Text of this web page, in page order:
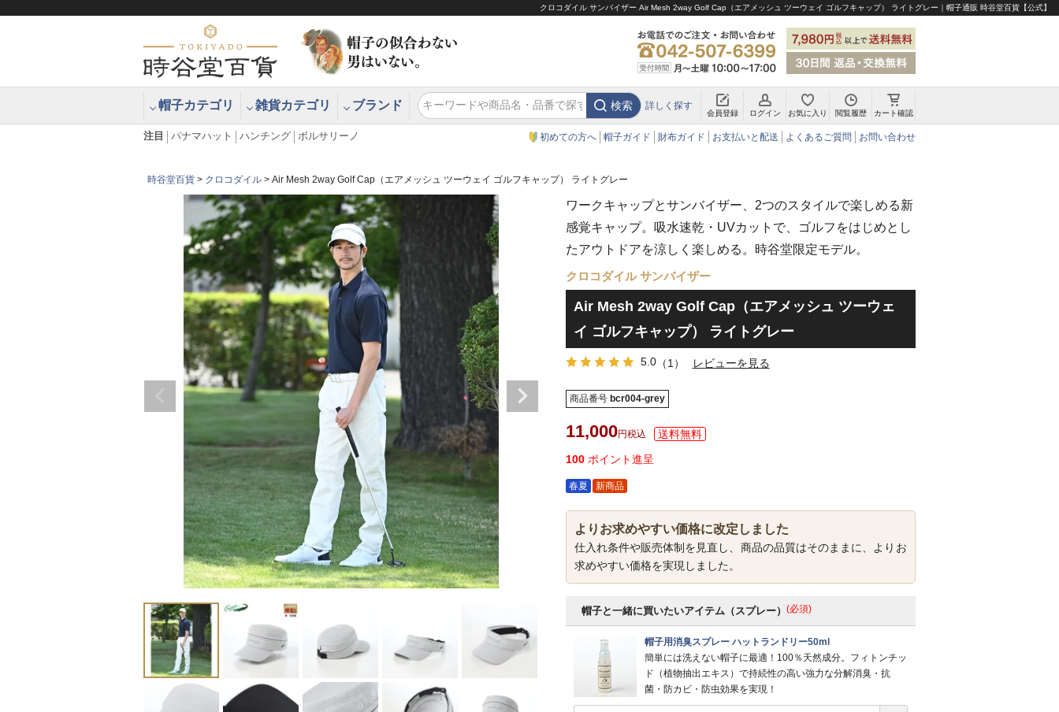
クロコダイル サンバイザー Air Mesh 2way Golf Cap（エアメッシュ ツーウェイ ゴルフキャップ） ライトグレー｜帽子通販 時谷堂百貨【公式】
帽子カテゴリ 雑貨カテゴリ ブランド 検索 詳しく探す
会員登録 ログイン お気に入り 閲覧履歴 カート確認
注目 パナマハット ハンチング ボルサリーノ 初めての方へ 帽子ガイド 財布ガイド お支払いと配送 よくあるご質問 お問い合わせ
時谷堂百貨 クロコダイル Air Mesh 2way Golf Cap（エアメッシュ ツーウェイ ゴルフキャップ） ライトグレー
ワークキャップとサンバイザー、2つのスタイルで楽しめる新
感覚キャップ。吸水速乾・UVカットで、ゴルフをはじめとし
たアウトドアを涼しく楽しめる。時谷堂限定モデル。
クロコダイル サンバイザー
Air Mesh 2way Golf Cap（エアメッシュ ツーウェ
イ ゴルフキャップ） ライトグレー
5.0（1） レビューを見る
商品番号 bcr004-grey
11,000 税込
100 ポイント進呈
春夏 新商品
よりお求めやすい価格に改定しました
仕入れ条件や販売体制を見直し、商品の品質はそのままに、よりお
求めやすい価格を実現しました。
帽子と一緒に買いたいアイテム（スプレー） (必須)
帽子用消臭スプレー ハットランドリー50ml
簡単には洗えない帽子に最適！100％天然成分。フィトンチッ
ド（植物抽出エキス）で持続性の高い強力な分解消臭・抗
菌・防カビ・防虫効果を実現！